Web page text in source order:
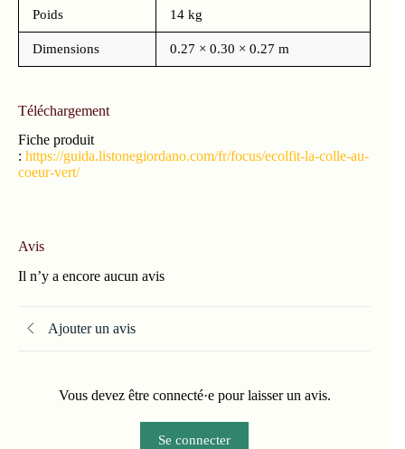
Poids 14 kg
Dimensions 0.27 × 0.30 × 0.27 m
Téléchargement
Fiche produit
: https://guida.listonegiordano.com/fr/focus/ecolfit-la-colle-au-
coeur-vert/
Avis
Il n’y a encore aucun avis
Ajouter un avis
Vous devez être connecté·e pour laisser un avis.
Se connecter